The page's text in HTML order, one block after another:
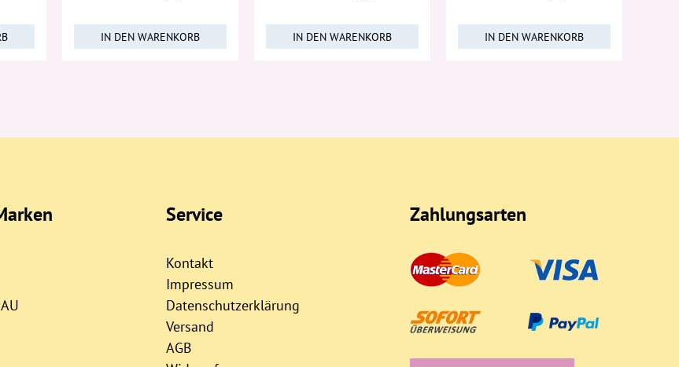
IN DEN WARENKORB IN DEN WARENKORB IN DEN WARENKORB
Service
Kontakt
Impressum
Datenschutzerklärung
Versand
AGB
Zahlungsarten